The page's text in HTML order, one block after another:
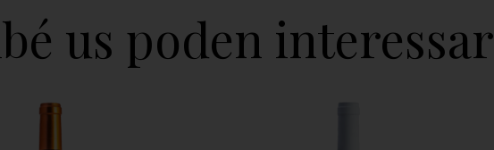
us poden interessar